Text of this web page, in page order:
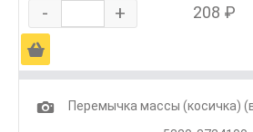
- + 208 ₽
Ä
1
Перемычка массы (косичка)